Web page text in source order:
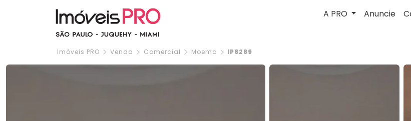
A PRO Anuncie
Imóveis PRO Venda Comercial Moema IP8289